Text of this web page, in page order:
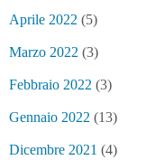
Aprile 2022 (5)
Marzo 2022 (3)
Febbraio 2022 (3)
Gennaio 2022 (13)
Dicembre 2021 (4)